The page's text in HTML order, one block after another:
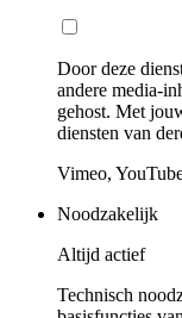
Door deze
andere media-
gehost. Met
diensten van
Vimeo,
Noodzakelijk
Altijd actief
Technisch